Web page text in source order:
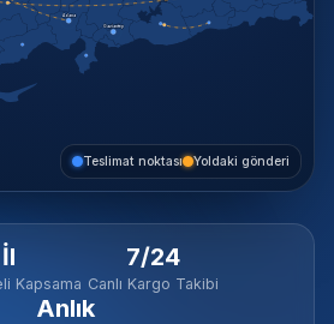
Adana
Gaziantep
Teslimat noktası Yoldaki gönderi
Kapsama
7/24
Canlı Kargo Takibi
Anlık